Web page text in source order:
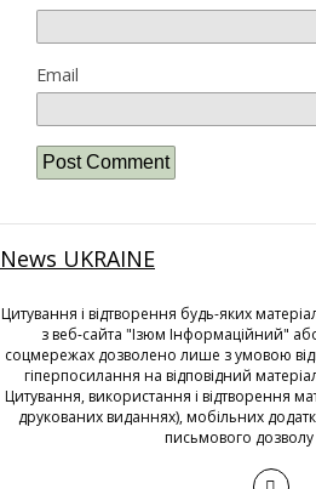
Email
News UKRAINE
Цитування і відтворення будь-яких
з веб-сайта "Ізюм Інформаційний"
соцмережах дозволено лише з умовою
гіперпосилання на відповідний
Цитування, використання і відтворення
друкованих виданнях), мобільних
письмового дозволу